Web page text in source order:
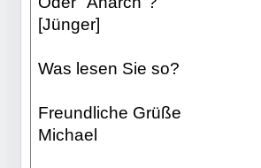
[Jünger]
Was lesen Sie so?
Freundliche Grüße
Michael